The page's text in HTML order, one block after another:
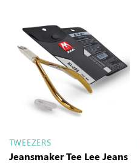
TWEEZERS
Jeansmaker Tee Lee Jeans